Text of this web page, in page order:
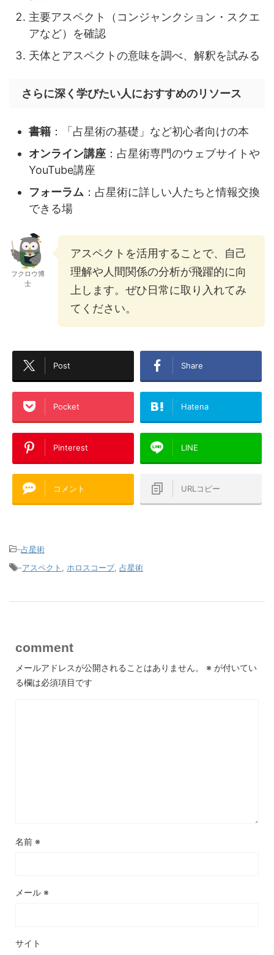
主要アスペクト（コンジャンクション・スクエ
アなど）を確認
天体とアスペクトの意味を調べ、解釈を試みる
さらに深く学びたい人におすすめのリソース
書籍 ：「占星術の基礎」など初心者向けの本
オンライン講座 ：占星術専門のウェブサイトや
YouTube講座
フォーラム ：占星術に詳しい人たちと情報交換
できる場
フクロウ博
士
アスペクトを活用することで、自己
理解や人間関係の分析が飛躍的に向
上します。ぜひ日常に取り入れてみ
てください。
Post Share
Pocket Hatena
Pinterest LINE
コメント URLコピー
-占星術
-アスペクト ホロスコープ, 占星術
comment
メールアドレスが公開されることはありません。 ※ が付いてい
る欄は必須項目です
名前 ※
メール ※
サイト